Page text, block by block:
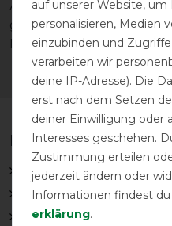
Abschwitzdecke
geschnitten und bietet
Freiraum.
Features
Schnelles Abschwitzen
T-Schnalle mit "Snap-
Schulterfalten
auf unserer Website,
personalisieren, Medien
einzubinden und
verarbeiten wir
deine IP-Adresse). Die
erst nach dem Setzen
deiner Einwilligung oder
Interesses geschehen.
Zustimmung erteilen
jederzeit ändern oder
Informationen findest du
erklärung.